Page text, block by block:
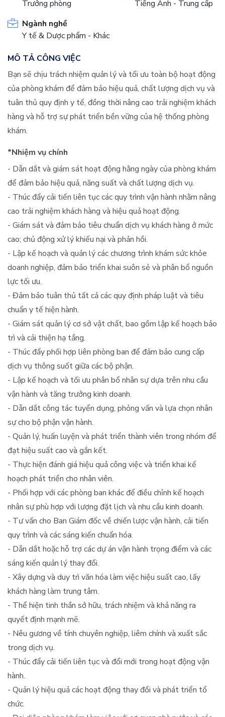
Trưởng phòng
Tiếng Anh - Trung cấp
Ngành nghề
Y tế & Dược phẩm - Khác
MÔ TẢ CÔNG VIỆC
Bạn sẽ chịu trách nhiệm quản lý và tối ưu toàn bộ hoạt động
của phòng khám để đảm bảo hiệu quả, chất lượng dịch vụ và
tuân thủ quy định y tế, đồng thời nâng cao trải nghiệm khách
hàng và hỗ trợ sự phát triển bền vững của hệ thống phòng
khám.
*Nhiệm vụ chính
- Dẫn dắt và giám sát hoạt động hằng ngày của phòng khám
để đảm bảo hiệu quả, năng suất và chất lượng dịch vụ.
- Thúc đẩy cải tiến liên tục các quy trình vận hành nhằm nâng
cao trải nghiệm khách hàng và hiệu quả hoạt động.
- Giám sát và đảm bảo tiêu chuẩn dịch vụ khách hàng ở mức
cao; chủ động xử lý khiếu nại và phản hồi.
- Lập kế hoạch và quản lý các chương trình khám sức khỏe
doanh nghiệp, đảm bảo triển khai suôn sẻ và phân bổ nguồn
lực tối ưu.
- Đảm bảo tuân thủ tất cả các quy định pháp luật và tiêu
chuẩn y tế hiện hành.
- Giám sát quản lý cơ sở vật chất, bao gồm lập kế hoạch bảo
trì và cải thiện hạ tầng.
- Thúc đẩy phối hợp liên phòng ban để đảm bảo cung cấp
dịch vụ thông suốt giữa các bộ phận.
- Lập kế hoạch và tối ưu phân bổ nhân sự dựa trên nhu cầu
vận hành và tăng trưởng kinh doanh.
- Dẫn dắt công tác tuyển dụng, phỏng vấn và lựa chọn nhân
sự cho bộ phận vận hành.
- Quản lý, huấn luyện và phát triển thành viên trong nhóm để
đạt hiệu suất cao và gắn kết.
- Thực hiện đánh giá hiệu quả công việc và triển khai kế
hoạch phát triển cho nhân viên.
- Phối hợp với các phòng ban khác để điều chỉnh kế hoạch
nhân sự phù hợp với lượng đặt lịch và nhu cầu kinh doanh.
- Tư vấn cho Ban Giám đốc về chiến lược vận hành, cải tiến
quy trình và các sáng kiến chuẩn hóa.
- Dẫn dắt hoặc hỗ trợ các dự án vận hành trọng điểm và các
sáng kiến quản lý thay đổi.
- Xây dựng và duy trì văn hóa làm việc hiệu suất cao, lấy
khách hàng làm trung tâm.
- Thể hiện tinh thần sở hữu, trách nhiệm và khả năng ra
quyết định mạnh mẽ.
- Nêu gương về tính chuyên nghiệp, liêm chính và xuất sắc
trong dịch vụ.
- Thúc đẩy cải tiến liên tục và đổi mới trong hoạt động vận
hành.
- Quản lý hiệu quả các hoạt động thay đổi và phát triển tổ
chức.